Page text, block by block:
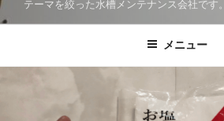
テーマを絞った水槽メンテナンス会社です。
メニュー